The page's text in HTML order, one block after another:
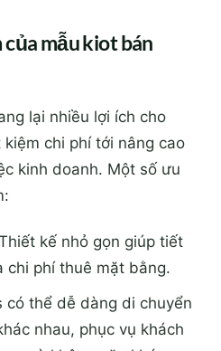
mẫu kiot bán
lại nhiều lợi ích cho
chi phí tới nâng cao
kinh doanh. Một số ưu
kế nhỏ gọn giúp tiết
chi phí thuê mặt bằng.
có thể dễ dàng di chuyển
nhau, phục vụ khách